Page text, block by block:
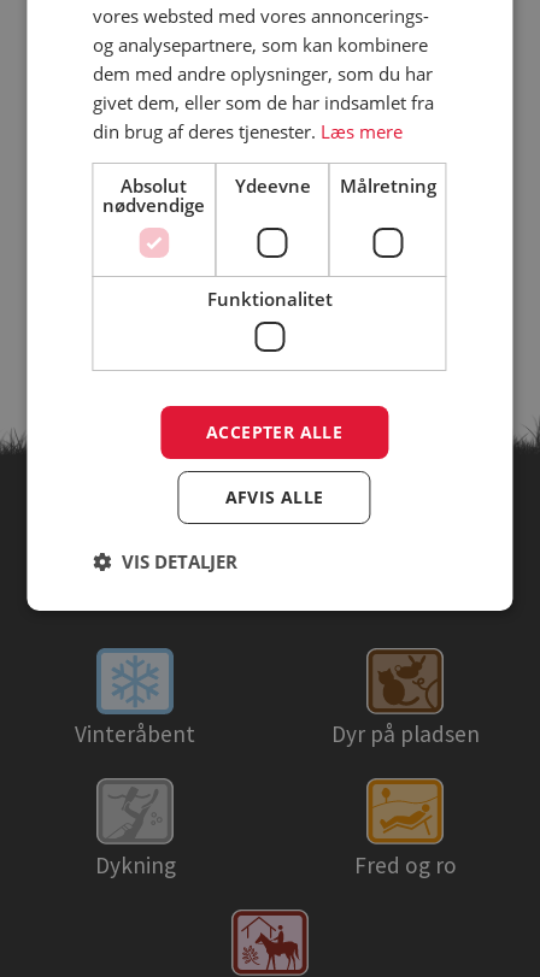
Find campingpladser ud fra
temaer
Vinteråbent Dyr på pladsen
Dykning Fred og ro
vores websted med vores annoncerings-
og analysepartnere, som kan kombinere
dem med andre oplysninger, som du har
givet dem, eller som de har indsamlet fra
din brug af deres tjenester. Læs mere
Absolut
nødvendige
Ydeevne Målretning
Funktionalitet
ACCEPTER ALLE
AFVIS ALLE
VIS DETALJER